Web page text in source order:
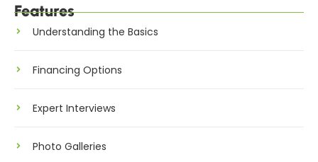
Features
Understanding the Basics
Financing Options
Expert Interviews
Photo Galleries